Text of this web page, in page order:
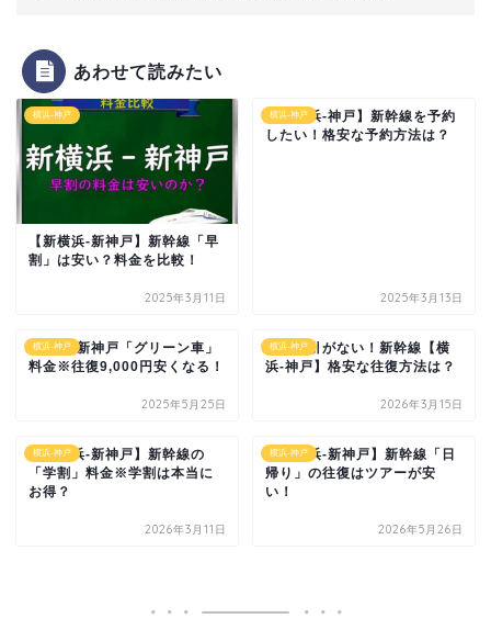
あわせて読みたい
横浜-神戸
【新横浜-新神戸】新幹線「早
割」は安い？料金を比較！
2025年3月11日
横浜-神戸
【新横浜-神戸】新幹線を予約
したい！格安な予約方法は？
2025年3月13日
横浜-神戸
新横浜-新神戸「グリーン車」
料金※往復9,000円安くなる！
2025年5月25日
横浜-神戸
往復割引がない！新幹線【横
浜-神戸】格安な往復方法は？
2026年3月15日
横浜-神戸
【新横浜-新神戸】新幹線の
「学割」料金※学割は本当に
お得？
2026年3月11日
横浜-神戸
【新横浜-新神戸】新幹線「日
帰り」の往復はツアーが安
い！
2026年5月26日